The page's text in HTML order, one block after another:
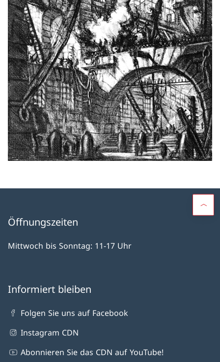
Öffnungszeiten
Mittwoch bis Sonntag: 11-17 Uhr
Informiert bleiben
Folgen Sie uns auf Facebook
Instagram CDN
Abonnieren Sie das CDN auf YouTube!